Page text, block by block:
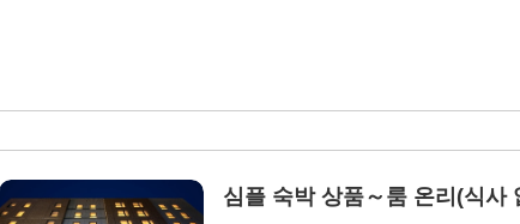
심플 숙박 상품～룸 온리(식사